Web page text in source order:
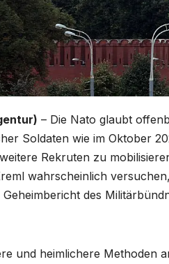
– Die Nato glaubt
Soldaten wie im Oktober
Rekruten zu
wahrscheinlich
des
und heimlichere Methoden